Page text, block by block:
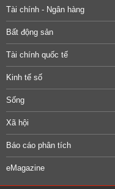
Tài chính - Ngân hàng
Bất động sản
Tài chính quốc tế
Kinh tế số
Sống
Xã hội
Báo cáo phân tích
eMagazine